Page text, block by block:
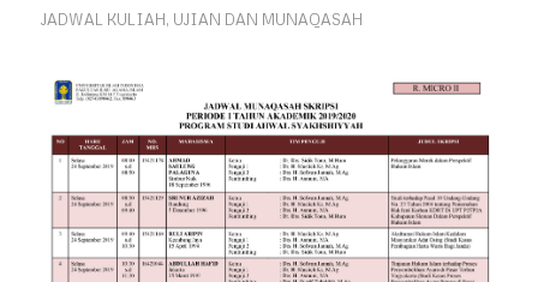
JADWAL KULIAH, UJIAN DAN MUNAQASAH